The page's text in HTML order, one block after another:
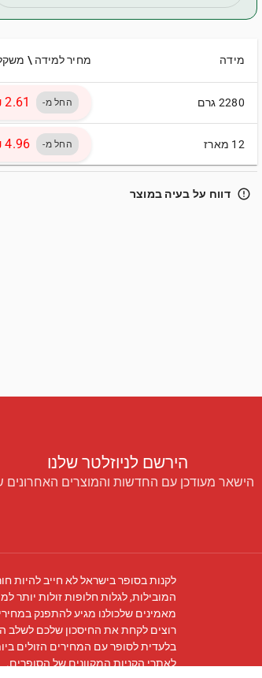
מידה מחיר למידה \
2280 גרם החל מ-
12 מארז החל מ-
error_outline דווח על בעיה במוצר
הירשם לניוזלטר שלנו
הישאר מעודכן עם החדשות והמוצרים האחרונים
לקנות בסופר בישראל לא חייב להיות
המובילות, לגלות חלופות זולות יותר
מאמינים שלכולנו מגיע להתפנק
רוצים לקחת את החיסכון שלכם לשלב
בלעדית לסופר עם המחירים הזולים
לאתרי הקניות המקוונים של הסופרים.